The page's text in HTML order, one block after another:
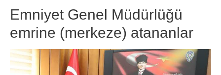
Emniyet Genel Müdürlüğü
emrine (merkeze) atananlar